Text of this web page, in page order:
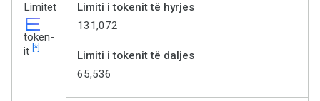
Limitet
e
token-
it [*]
Limiti i tokenit të hyrjes
131,072
Limiti i tokenit të daljes
65,536